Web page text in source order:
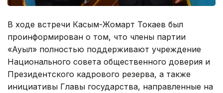
В ходе встречи Касым-Жомарт Токаев был
проинформирован о том, что члены партии
«Ауыл» полностью поддерживают учреждение
Национального совета общественного доверия и
Президентского кадрового резерва, а также
инициативы Главы государства, направленные на